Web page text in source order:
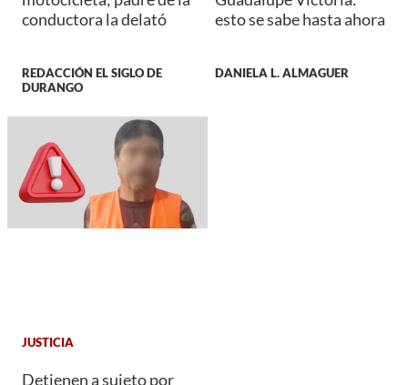
conductora la delató
REDACCIÓN EL SIGLO DE
DURANGO
esto se sabe hasta ahora
DANIELA L. ALMAGUER
JUSTICIA
Detienen a sujeto por